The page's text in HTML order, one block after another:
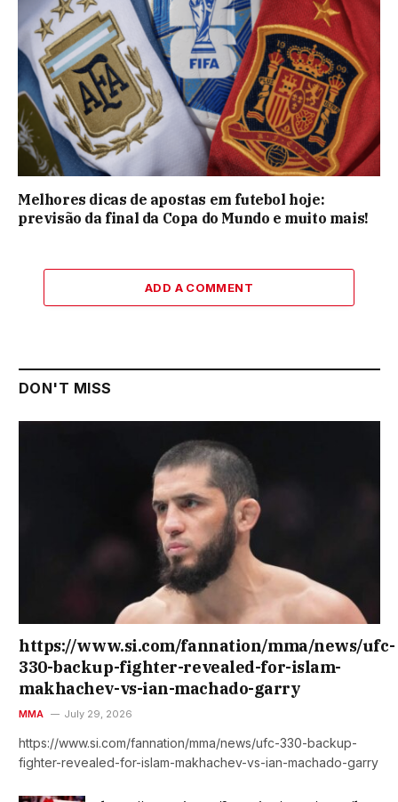
Melhores dicas de apostas em futebol hoje:
previsão da final da Copa do Mundo e muito mais!
ADD A COMMENT
DON'T MISS
https://www.si.com/fannation/mma/news/ufc-
330-backup-fighter-revealed-for-islam-
makhachev-vs-ian-machado-garry
MMA July 29, 2026
https://www.si.com/fannation/mma/news/ufc-330-backup-
fighter-revealed-for-islam-makhachev-vs-ian-machado-garry